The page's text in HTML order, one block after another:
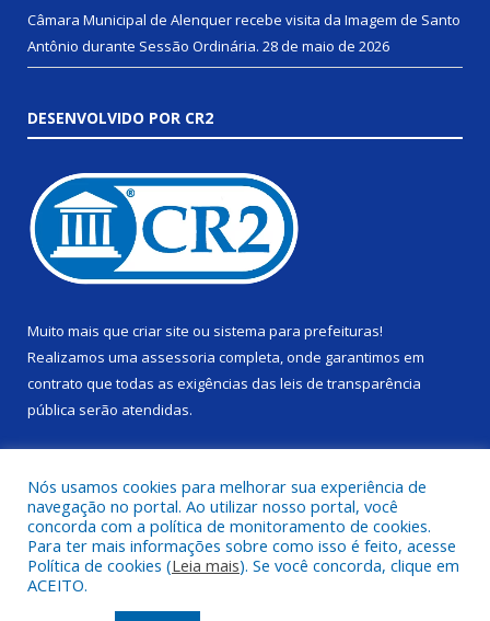
Câmara Municipal de Alenquer recebe visita da Imagem de Santo
Antônio durante Sessão Ordinária. 28 de maio de 2026
DESENVOLVIDO POR CR2
Muito mais que criar site ou sistema para prefeituras!
Realizamos uma assessoria completa, onde garantimos em
contrato que todas as exigências das leis de transparência
pública serão atendidas.
Todos os direitos reservados a Câmara Municipal de Alenquer.
Nós usamos cookies para melhorar sua experiência de
navegação no portal. Ao utilizar nosso portal, você
concorda com a política de monitoramento de cookies.
Para ter mais informações sobre como isso é feito, acesse
Política de cookies (Leia mais). Se você concorda, clique em
ACEITO.